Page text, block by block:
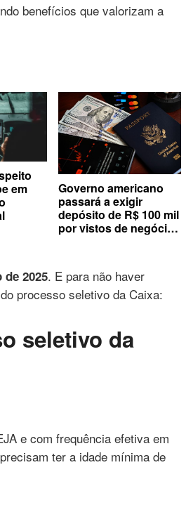
benefícios que valorizam a
em
Governo americano
passará a exigir
depósito de R$ 100 mil
por vistos de negócios
de 2025. E para não haver
processo seletivo da Caixa:
seletivo da
e com frequência efetiva em
ter a idade mínima de